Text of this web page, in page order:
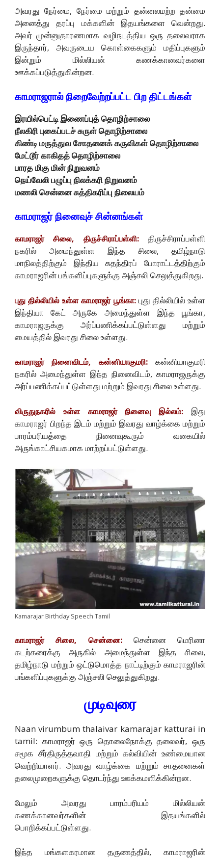
அவரது நேர்மை, நேர்மை மற்றும் தன்னலமற்ற தன்மை
அனைத்து தரப்பு மக்களின் இதயங்களை வென்றது.
அவர் முன்னுதாரணமாக வழிநடத்திய ஒரு தலைவராக
இருந்தார், அவருடைய கொள்கைகளும் மதிப்புகளும்
இன்றும் மில்லியன் கணக்கானவர்களை
ஊக்கப்படுத்துகின்றன.
காமராஜரால் நிறைவேற்றப்பட்ட பிற திட்டங்கள்
இரயில்பெட்டி இணைப்புத் தொழிற்சாலை
நீலகிரி புகைப்படச் சுருள் தொழிற்சாலை
கிண்டி மருத்துவ சோதனைக் கருவிகள் தொழிற்சாலை
மேட்டூர் காகிதத் தொழிற்சாலை
பாரத மிகு மின் நிறுவனம்
நெய்வேலி பழுப்பு நிலக்கரி நிறுவனம்
மணலி சென்னை சுத்திகரிப்பு நிலையம்
காமராஜர் நினைவுச் சின்னங்கள்
காமராஜர் சிலை, திருச்சிராப்பள்ளி:
திருச்சிராப்பள்ளி
நகரில் அமைந்துள்ள இந்த சிலை, தமிழ்நாடு
மாநிலத்திற்கும் இந்திய சுதந்திரப் போராட்டத்திற்கும்
காமராஜரின் பங்களிப்புகளுக்கு அஞ்சலி செலுத்துகிறது.
புது தில்லியில் உள்ள காமராஜர் பூங்கா: புது தில்லியில் உள்ள
இந்தியா கேட் அருகே அமைந்துள்ள இந்த பூங்கா,
காமராஜருக்கு அர்ப்பணிக்கப்பட்டுள்ளது மற்றும்
மையத்தில் இவரது சிலை உள்ளது.
காமராஜர் நினைவிடம், கன்னியாகுமரி:
கன்னியாகுமரி
நகரில் அமைந்துள்ள இந்த நினைவிடம், காமராஜருக்கு
அர்ப்பணிக்கப்பட்டுள்ளது மற்றும் இவரது சிலை உள்ளது.
விருதுநகரில் உள்ள காமராஜர் நினைவு இல்லம்:
இது
காமராஜர் பிறந்த இடம் மற்றும் இவரது வாழ்க்கை மற்றும்
பாரம்பரியத்தை நினைவுகூரும் வகையில்
அருங்காட்சியகமாக மாற்றப்பட்டுள்ளது.
Kamarajar Birthday Speech Tamil
காமராஜர் சிலை, சென்னை:
சென்னை மெரினா
கடற்கரைக்கு அருகில் அமைந்துள்ள இந்த சிலை,
தமிழ்நாடு மற்றும் ஒட்டுமொத்த நாட்டிற்கும் காமராஜரின்
பங்களிப்புகளுக்கு அஞ்சலி செலுத்துகிறது.
முடிவுரை
Naan virumbum thalaivar kamarajar katturai in
tamil: காமராஜர் ஒரு தொலைநோக்கு தலைவர், ஒரு
சமூக சீர்திருத்தவாதி மற்றும் கல்வியின் உண்மையான
வெற்றியாளர். அவரது வாழ்க்கை மற்றும் சாதனைகள்
தலைமுறைகளுக்கு தொடர்ந்து ஊக்கமளிக்கின்றன.
மேலும் அவரது பாரம்பரியம் மில்லியன்
கணக்கானவர்களின் இதயங்களில்
பொறிக்கப்பட்டுள்ளது.
இந்த மங்களகரமான தருணத்தில், காமராஜரின்